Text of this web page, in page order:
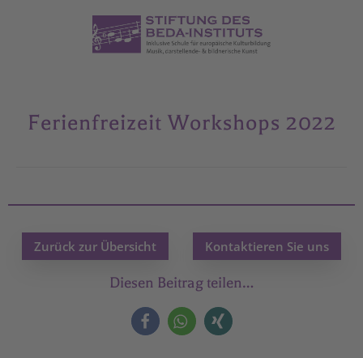
Ferienfreizeit Workshops 2022
Zurück zur Übersicht Kontaktieren Sie uns
Diesen Beitrag teilen…